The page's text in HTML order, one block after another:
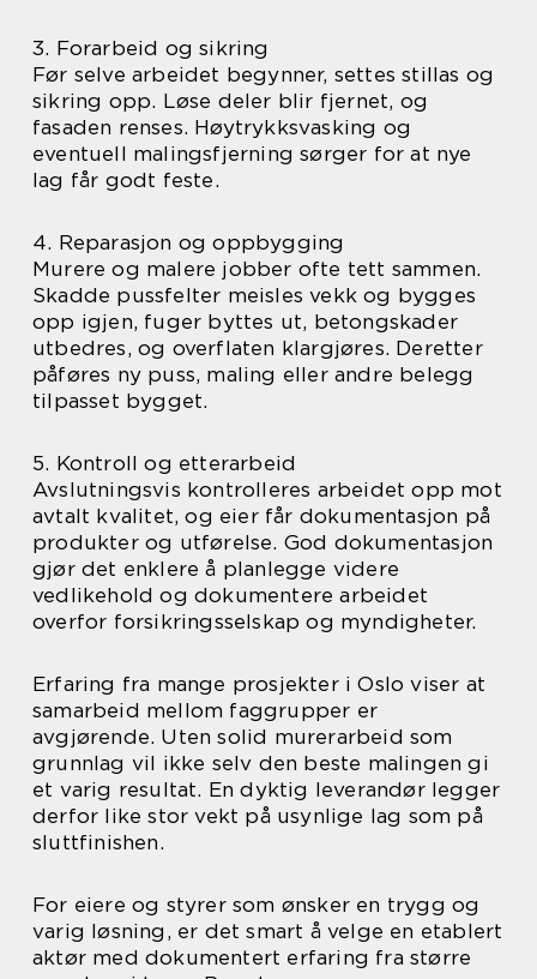
3. Forarbeid og sikring
Før selve arbeidet begynner, settes stillas og
sikring opp. Løse deler blir fjernet, og
fasaden renses. Høytrykksvasking og
eventuell malingsfjerning sørger for at nye
lag får godt feste.
4. Reparasjon og oppbygging
Murere og malere jobber ofte tett sammen.
Skadde pussfelter meisles vekk og bygges
opp igjen, fuger byttes ut, betongskader
utbedres, og overflaten klargjøres. Deretter
påføres ny puss, maling eller andre belegg
tilpasset bygget.
5. Kontroll og etterarbeid
Avslutningsvis kontrolleres arbeidet opp mot
avtalt kvalitet, og eier får dokumentasjon på
produkter og utførelse. God dokumentasjon
gjør det enklere å planlegge videre
vedlikehold og dokumentere arbeidet
overfor forsikringsselskap og myndigheter.
Erfaring fra mange prosjekter i Oslo viser at
samarbeid mellom faggrupper er
avgjørende. Uten solid murerarbeid som
grunnlag vil ikke selv den beste malingen gi
et varig resultat. En dyktig leverandør legger
derfor like stor vekt på usynlige lag som på
sluttfinishen.
For eiere og styrer som ønsker en trygg og
varig løsning, er det smart å velge en etablert
aktør med dokumentert erfaring fra større